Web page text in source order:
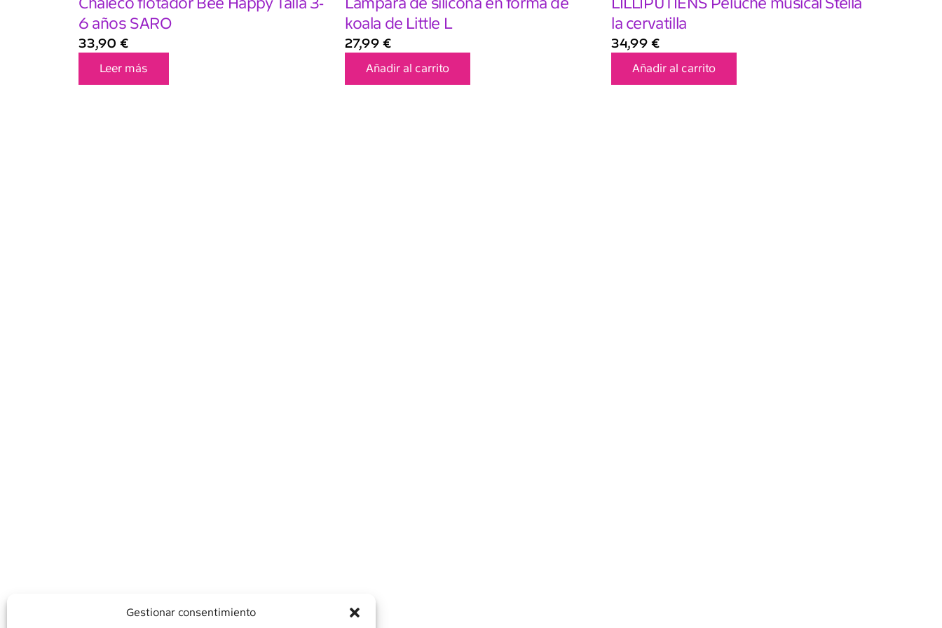
Gestionar consentimiento
6 años SARO
33,90 €
Leer más
koala de Little L
27,99 €
Añadir al carrito
la cervatilla
34,99 €
Añadir al carrito